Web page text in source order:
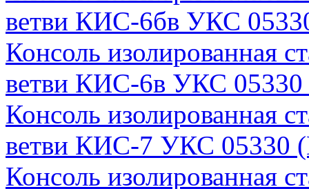
ветви КИС-6бв УКС
Консоль изолированная
ветви КИС-6в УКС
Консоль изолированная
ветви КИС-7 УКС 05330
Консоль изолированная